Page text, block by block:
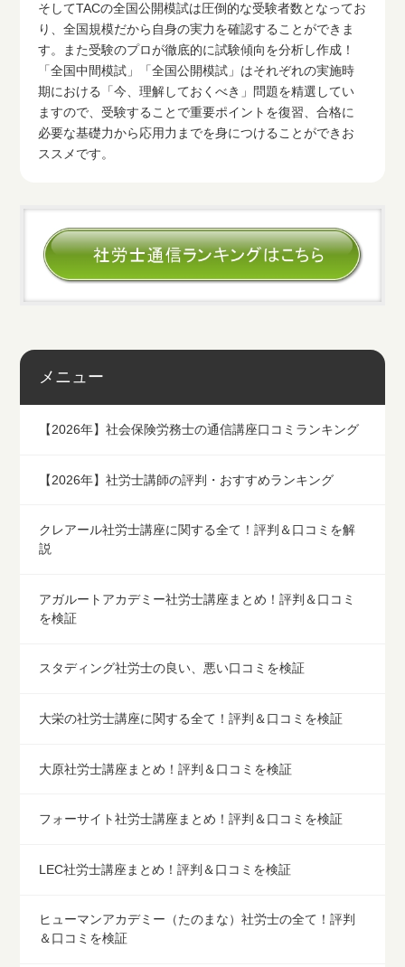
そしてTACの全国公開模試は圧倒的な受験者数となってお
り、全国規模だから自身の実力を確認することができま
す。また受験のプロが徹底的に試験傾向を分析し作成！
「全国中間模試」「全国公開模試」はそれぞれの実施時
期における「今、理解しておくべき」問題を精選してい
ますので、受験することで重要ポイントを復習、合格に
必要な基礎力から応用力までを身につけることができお
ススメです。
メニュー
【2026年】社会保険労務士の通信講座口コミランキング
【2026年】社労士講師の評判・おすすめランキング
クレアール社労士講座に関する全て！評判＆口コミを解
説
アガルートアカデミー社労士講座まとめ！評判＆口コミ
を検証
スタディング社労士の良い、悪い口コミを検証
大栄の社労士講座に関する全て！評判＆口コミを検証
大原社労士講座まとめ！評判＆口コミを検証
フォーサイト社労士講座まとめ！評判＆口コミを検証
LEC社労士講座まとめ！評判＆口コミを検証
ヒューマンアカデミー（たのまな）社労士の全て！評判
＆口コミを検証